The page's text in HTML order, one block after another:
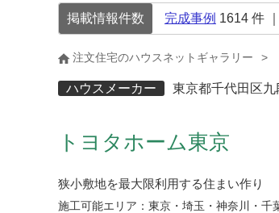
掲載情報件数 完成事例 1614 件 ｜
注文住宅のハウスネットギャラリー
ハウスメーカー 東京都千代田区九
トヨタホーム東京
狭小敷地を最大限利用する住まい作り
施工可能エリア： 東京・埼玉・神奈川・千